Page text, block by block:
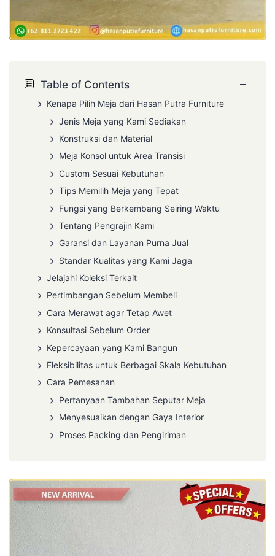
Table of Contents −
Kenapa Pilih Meja dari Hasan Putra Furniture
Jenis Meja yang Kami Sediakan
Konstruksi dan Material
Meja Konsol untuk Area Transisi
Custom Sesuai Kebutuhan
Tips Memilih Meja yang Tepat
Fungsi yang Berkembang Seiring Waktu
Tentang Pengrajin Kami
Garansi dan Layanan Purna Jual
Standar Kualitas yang Kami Jaga
Jelajahi Koleksi Terkait
Pertimbangan Sebelum Membeli
Cara Merawat agar Tetap Awet
Konsultasi Sebelum Order
Kepercayaan yang Kami Bangun
Fleksibilitas untuk Berbagai Skala Kebutuhan
Cara Pemesanan
Pertanyaan Tambahan Seputar Meja
Menyesuaikan dengan Gaya Interior
Proses Packing dan Pengiriman